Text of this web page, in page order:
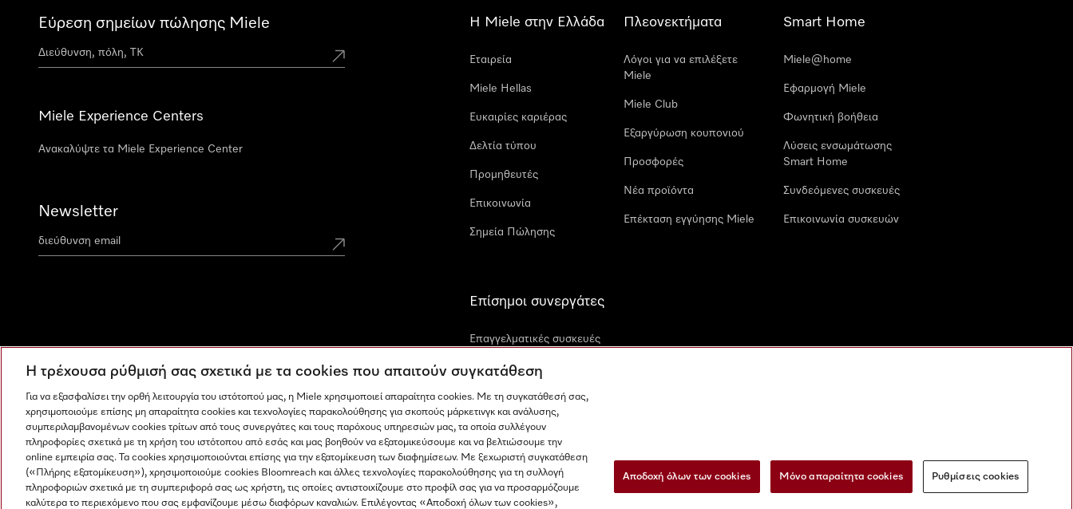
Εύρεση σημείων πώλησης Miele
Miele Experience Centers
Ανακαλύψτε τα Miele Experience Center
Newsletter
Η Miele στην Ελλάδα
Εταιρεία
Miele Hellas
Ευκαιρίες καριέρας
Δελτία τύπου
Προμηθευτές
Επικοινωνία
Σημεία Πώλησης
Πλεονεκτήματα
Λόγοι για να επιλέξετε
Miele
Miele Club
Εξαργύρωση κουπονιού
Προσφορές
Νέα προϊόντα
Επέκταση εγγύησης Miele
Smart Home
Miele@home
Εφαρμογή Miele
Φωνητική βοήθεια
Λύσεις ενσωμάτωσης
Smart Home
Συνδεόμενες συσκευές
Επικοινωνία συσκευών
Επίσημοι συνεργάτες
Επαγγελματικές συσκευές
Αρχιτέκτονες και
κατασκευαστές
Η τρέχουσα ρύθμισή σας σχετικά με τα cookies που απαιτούν συγκατάθεση
Για να εξασφαλίσει την ορθή λειτουργία του ιστότοπού μας, η Miele χρησιμοποιεί απαραίτητα cookies. Με τη συγκατάθεσή σας,
χρησιμοποιούμε επίσης μη απαραίτητα cookies και τεχνολογίες παρακολούθησης για σκοπούς μάρκετινγκ και ανάλυσης,
συμπεριλαμβανομένων cookies τρίτων από τους συνεργάτες και τους παρόχους υπηρεσιών μας, τα οποία συλλέγουν
πληροφορίες σχετικά με τη χρήση του ιστότοπου από εσάς και μας βοηθούν να εξατομικεύσουμε και να βελτιώσουμε την
online εμπειρία σας. Τα cookies χρησιμοποιούνται επίσης για την εξατομίκευση των διαφημίσεων. Με ξεχωριστή συγκατάθεση
(«Πλήρης εξατομίκευση»), χρησιμοποιούμε cookies Bloomreach και άλλες τεχνολογίες παρακολούθησης για τη συλλογή
πληροφοριών σχετικά με τη συμπεριφορά σας ως χρήστη, τις οποίες αντιστοιχίζουμε στο προφίλ σας για να προσαρμόζουμε
καλύτερα το περιεχόμενο που σας εμφανίζουμε μέσω διαφόρων καναλιών. Επιλέγοντας «Αποδοχή όλων των cookies»,
Αποδοχή όλων των cookies Μόνο απαραίτητα cookies Ρυθμίσεις cookies
Καλέστε έναν ειδικό για εξειδικευμένες